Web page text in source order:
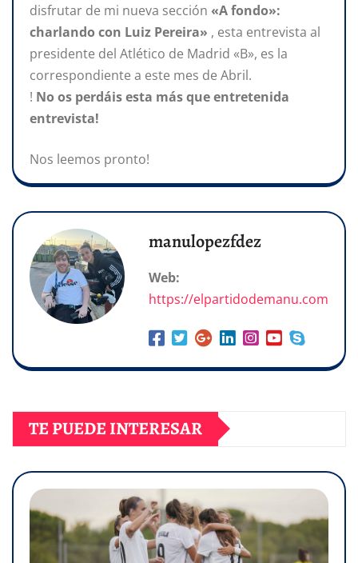
disfrutar de mi nueva sección «A fondo»:
charlando con Luiz Pereira» , esta entrevista al
presidente del Atlético de Madrid «B», es la
correspondiente a este mes de Abril.
! No os perdáis esta más que entretenida
entrevista!
Nos leemos pronto!
manulopezfdez
Web:
https://elpartidodemanu.com
TE PUEDE INTERESAR